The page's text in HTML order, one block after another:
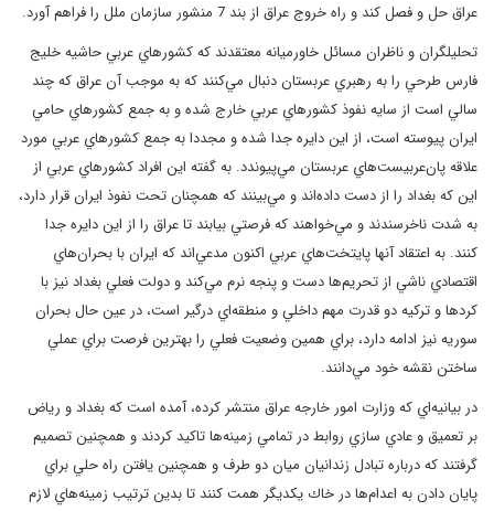
عراق حل و فصل كند و راه خروج عراق از بند 7 منشور سازمان ملل را فراهم آورد.
تحليلگران و ناظران مسائل خاورميانه معتقدند كه كشورهاي عربي حاشيه خليج
فارس طرحي را به رهبري عربستان دنبال مي‌كنند كه به موجب آن عراق كه چند
سالي است از سايه نفوذ كشورهاي عربي خارج شده و به جمع كشورهاي حامي
ايران پيوسته است، از اين دايره جدا شده و مجددا به جمع كشورهاي عربي مورد
علاقه پان‌عربيست‌هاي عربستان مي‌پيوندد. به گفته اين افراد كشورهاي عربي از
اين كه بغداد را از دست داده‌اند و مي‌بينند كه همچنان تحت نفوذ ايران قرار دارد،
به شدت ناخرسندند و مي‌خواهند كه فرصتي بيابند تا عراق را از اين دايره جدا
كنند. به اعتقاد آنها پايتخت‌هاي عربي اكنون مدعي‌اند كه ايران با بحران‌هاي
اقتصادي ناشي از تحريم‌ها دست و پنجه نرم مي‌كند و دولت فعلي بغداد نيز با
كردها و تركيه دو قدرت مهم داخلي و منطقه‌اي درگير است، در عين حال بحران
سوريه نيز ادامه دارد، براي همين وضعيت فعلي را بهترين فرصت براي عملي
ساختن نقشه خود مي‌دانند.
در بيانيه‌اي كه وزارت امور خارجه عراق منتشر كرده، آمده است كه بغداد و رياض
بر تعميق و عادي سازي روابط در تمامي زمينه‌ها تاكيد كردند و همچنين تصميم
گرفتند كه درباره تبادل زندانيان ميان دو طرف و همچنين يافتن راه حلي براي
پايان دادن به اعدام‌ها در خاك يكديگر همت كنند تا بدين ترتيب زمينه‌هاي لازم